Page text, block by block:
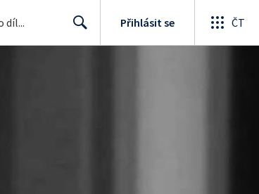
Přihlásit se ČT